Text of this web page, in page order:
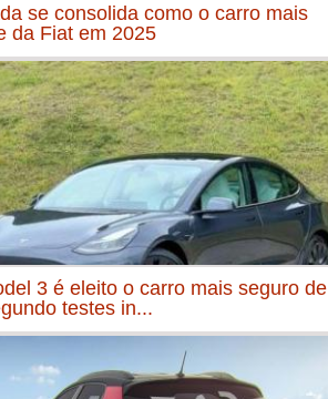
se consolida como o carro mais
da Fiat em 2025
3 é eleito o carro mais seguro de
testes in...